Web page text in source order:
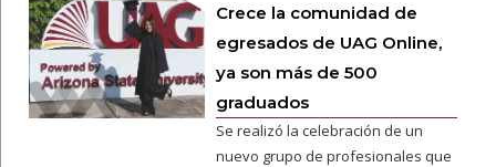
Crece la comunidad de
egresados de UAG Online,
ya son más de 500
graduados
Se realizó la celebración de un
nuevo grupo de profesionales que